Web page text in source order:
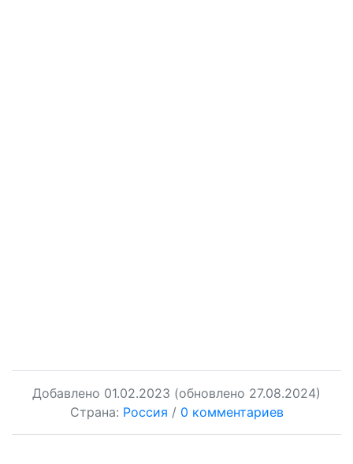
Добавлено 01.02.2023 (обновлено 27.08.2024)
Страна: Россия / 0 комментариев